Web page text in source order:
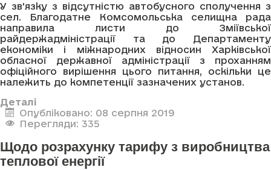
У зв'язку з відсутністю автобусного сполучення з
сел. Благодатне Комсомольська селищна рада
направила листи до Зміївської
райдержадміністрації та до Департаменту
економіки і міжнародних відносин Харківської
обласної державної адміністрації з проханням
офіційного вирішення цього питання, оскільки це
належить до компетенції зазначених установ.
Деталі
Опубліковано: 08 серпня 2019
Перегляди: 335
Щодо розрахунку тарифу з виробництва
теплової енергії